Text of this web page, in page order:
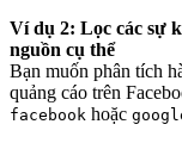
Ví dụ 2: Lọc các sự
nguồn cụ thể
Bạn muốn phân tích
quảng cáo trên
facebook hoặc